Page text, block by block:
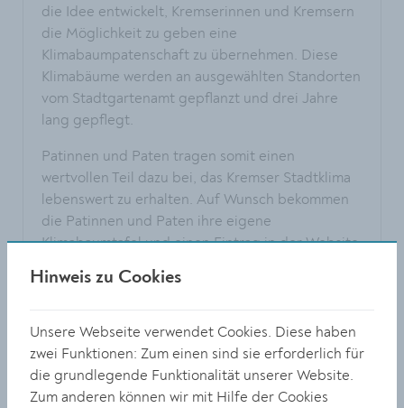
die Idee entwickelt, Kremserinnen und Kremsern
die Möglichkeit zu geben eine
Klimabaumpatenschaft zu übernehmen. Diese
Klimabäume werden an ausgewählten Standorten
vom Stadtgartenamt gepflanzt und drei Jahre
lang gepflegt.
Patinnen und Paten tragen somit einen
wertvollen Teil dazu bei, das Kremser Stadtklima
lebenswert zu erhalten. Auf Wunsch bekommen
die Patinnen und Paten ihre eigene
Klimabaumtafel und einen Eintrag in der Website
der Stadt Krems bzw. einen Pressebericht in den
lokalen Medien.
Was sind Klimabäume?
Hinweis zu Cookies
Unsere Webseite verwendet Cookies. Diese haben
zwei Funktionen: Zum einen sind sie erforderlich für
die grundlegende Funktionalität unserer Website.
Zum anderen können wir mit Hilfe der Cookies